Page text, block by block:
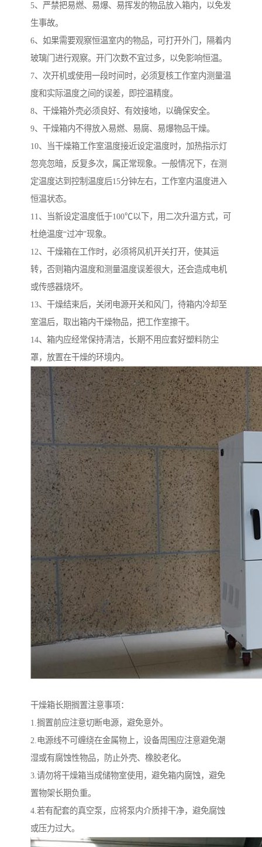
5、严禁把易燃、易爆、易挥发的物品放入箱内，以免发
生事故。
6、如果需要观察恒温室内的物品，可打开外门，隔着内
玻璃门进行观察。开门次数不宜过多，以免影响恒温。
7、次开机或使用一段时间时，必须复核工作室内测量温
度和实际温度之间的误差，即控温精度。
8、干燥箱外壳必须良好、有效接地，以确保安全。
9、干燥箱内不得放入易燃、易腐、易爆物品干燥。
10、当干燥箱工作室温度接近设定温度时，加热指示灯
忽亮忽暗，反复多次，属正常现象。一般情况下，在测
定温度达到控制温度后15分钟左右，工作室内温度进入
恒温状态。
11、当新设定温度低于100℃以下，用二次升温方式，可
杜绝温度“过冲”现象。
12、干燥箱在工作时，必须将风机开关打开，使其运
转，否则箱内温度和测量温度误差很大，还会造成电机
或传感器烧坏。
13、干燥结束后，关闭电源开关和风门，待箱内冷却至
室温后，取出箱内干燥物品，把工作室擦干。
14、箱内应经常保持清洁，长期不用应套好塑料防尘
罩，放置在干燥的环境内。
干燥箱长期搁置注意事项：
1.搁置前应注意切断电源，避免意外。
2.电源线不可缠绕在金属物上，设备周围应注意避免潮
湿或有腐蚀性物品，防止外壳、橡胶老化。
3.请勿将干燥箱当成储物室使用，避免箱内腐蚀，避免
置物架长期负重。
4.若有配套的真空泵，应将泵内介质排干净，避免腐蚀
或压力过大。